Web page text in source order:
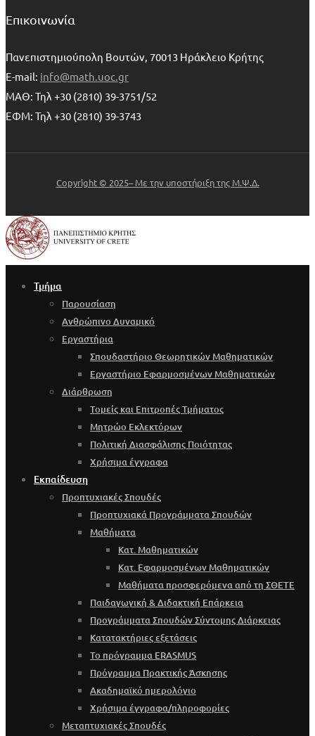
Επικοινωνία
Πανεπιστημιούπολη Βουτών, 70013 Ηράκλειο Κρήτης
E-mail: info@math.uoc.gr
ΜΑΘ: Τηλ +30 (2810) 39-3751/52
ΕΦΜ: Τηλ +30 (2810) 39-3743
Copyright © 2025– Με την υποστήριξη της Μ.Ψ.Δ.
Τμήμα
Παρουσίαση
Ανθρώπινο Δυναμικό
Εργαστήρια
Σπουδαστήριο Θεωρητικών Μαθηματικών
Εργαστήριο Εφαρμοσμένων Μαθηματικών
Διάρθρωση
Τομείς και Επιτροπές Τμήματος
Μητρώο Εκλεκτόρων
Πολιτική Διασφάλισης Ποιότητας
Χρήσιμα έγγραφα
Εκπαίδευση
Προπτυχιακές Σπουδές
Προπτυχιακά Προγράμματα Σπουδών
Μαθήματα
Κατ. Μαθηματικών
Κατ. Εφαρμοσμένων Μαθηματικών
Μαθήματα προσφερόμενα από τη ΣΘΕΤΕ
Παιδαγωγική & Διδακτική Επάρκεια
Προγράμματα Σπουδών Σύντομης Διάρκειας
Κατατακτήριες εξετάσεις
Το πρόγραμμα ERASMUS
Πρόγραμμα Πρακτικής Άσκησης
Ακαδημαϊκό ημερολόγιο
Χρήσιμα έγγραφα/πληροφορίες
Μεταπτυχιακές Σπουδές